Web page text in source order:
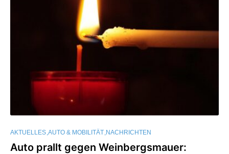
AKTUELLES AUTO & MOBILITÄT NACHRICHTEN
Auto prallt gegen Weinbergsmauer: